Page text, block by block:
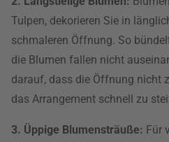
Tulpen, dekorieren Sie in
schmaleren Öffnung. So
die Blumen fallen nicht
darauf, dass die Öffnung nicht
das Arrangement schnell zu
3. Üppige Blumensträuße: Für